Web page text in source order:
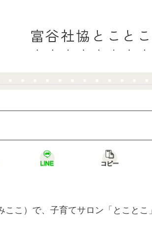
富谷社協とこと
LINE コピー
こ）で、子育てサロン「とことこ